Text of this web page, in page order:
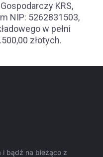
KRS,
NIP: 5262831503,
w pełni
złotych.
i bądź na bieżąco z